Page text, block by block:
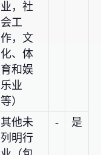
业，社
会工
作，文
化、体
育和娱
乐业
等）
其他未
列明行
- 是